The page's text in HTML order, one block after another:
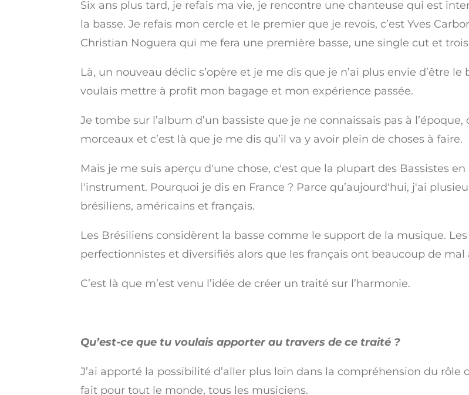
Six ans plus tard, je refais ma vie, je rencontre une chanteuse qui est
la basse. Je refais mon cercle et le premier que je revois, c’est Yves
Christian Noguera qui me fera une première basse, une single cut et
Là, un nouveau déclic s’opère et je me dis que je n’ai plus envie d’être
voulais mettre à profit mon bagage et mon expérience passée.
Je tombe sur l’album d’un bassiste que je ne connaissais pas à
morceaux et c’est là que je me dis qu’il va y avoir plein de choses à faire.
Mais je me suis aperçu d'une chose, c'est que la plupart des Bassistes
l'instrument. Pourquoi je dis en France ? Parce qu’aujourd'hui, j'ai
brésiliens, américains et français.
Les Brésiliens considèrent la basse comme le support de la musique.
perfectionnistes et diversifiés alors que les français ont beaucoup de
C’est là que m’est venu l’idée de créer un traité sur l’harmonie.
Qu’est-ce que tu voulais apporter au travers de ce traité ?
J’ai apporté la possibilité d’aller plus loin dans la compréhension du rôle
fait pour tout le monde, tous les musiciens.